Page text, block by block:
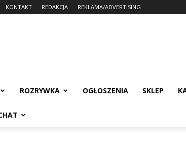
KONTAKT REDAKCJA REKLAMA/ADVERTISING
ROZRYWKA OGŁOSZENIA SKLEP